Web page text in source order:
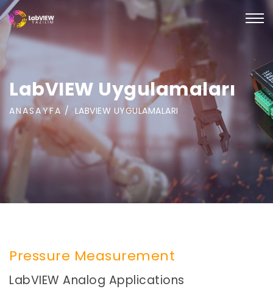
LabVIEW Uygulamaları
ANASAYFA LABVIEW UYGULAMALARI
Pressure Measurement
LabVIEW Analog Applications